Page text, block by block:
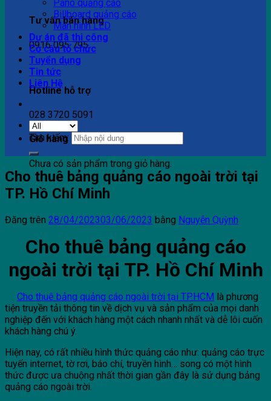
Tư vấn bán hàng
0916 095 795
Hotline hỗ trợ
028 3720 5091
Giỏ hàng
Chưa có sản phẩm trong giỏ hàng.
Pano quảng cáo
Billboard quảng cáo
Màn hình LED
Dự án đã thi công
Cơ cấu tổ chức
Tuyển dụng
Tin tức
Liên Hệ
Tìm kiếm:
Cho thuê bảng quảng cáo ngoài trời tại
TP. Hồ Chí Minh
Đăng trên 28/04/202303/06/2023 bằng Nguyễn Quỳnh
Cho thuê bảng quảng cáo
ngoài trời tại TP. Hồ Chí Minh
Cho thuê bảng quảng cáo ngoài trời tại TP.HCM là phương
tiện truyền tải thông tin về dịch vụ và sản phẩm của mọi danh
nghiệp đến với khách hàng một cách nhanh nhất và dễ lôi cuốn
khách hàng chú ý.
Hiện nay, có rất nhiều hình thức quảng cáo như: quảng cáo trực
tuyến internet, tờ rơi, báo chí, truyền hình… song có một hình
thức được ưa chuộng nhất thời gian gần đây là sử dụng bảng
quảng cáo ngoài trời.